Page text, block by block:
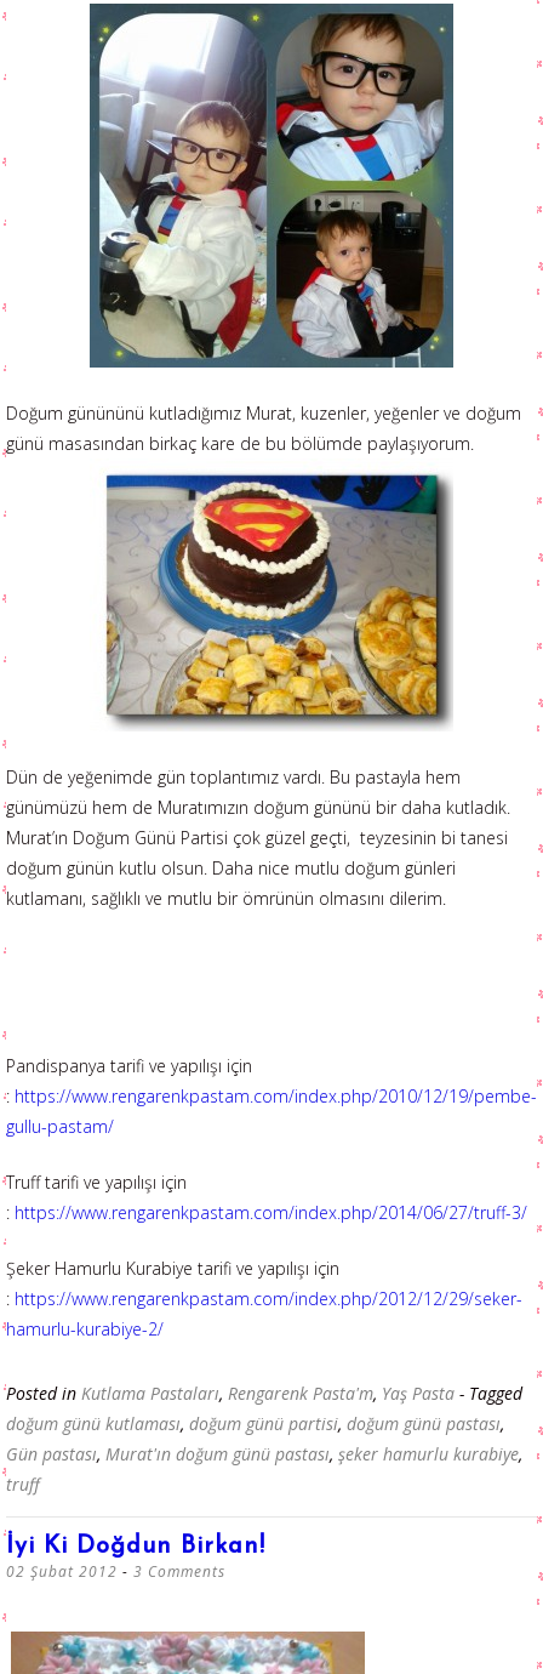
Doğum günününü kutladığımız Murat, kuzenler, yeğenler ve doğum
günü masasından birkaç kare de bu bölümde paylaşıyorum.
Dün de yeğenimde gün toplantımız vardı. Bu pastayla hem
günümüzü hem de Muratımızın doğum gününü bir daha kutladık.
Murat’ın Doğum Günü Partisi çok güzel geçti, teyzesinin bi tanesi
doğum günün kutlu olsun. Daha nice mutlu doğum günleri
kutlamanı, sağlıklı ve mutlu bir ömrünün olmasını dilerim.
Pandispanya tarifi ve yapılışı için
: https://www.rengarenkpastam.com/index.php/2010/12/19/pembe-
gullu-pastam/
Truff tarifi ve yapılışı için
: https://www.rengarenkpastam.com/index.php/2014/06/27/truff-3/
Şeker Hamurlu Kurabiye tarifi ve yapılışı için
: https://www.rengarenkpastam.com/index.php/2012/12/29/seker-
hamurlu-kurabiye-2/
Posted in Kutlama Pastaları, Rengarenk Pasta'm, Yaş Pasta - Tagged
doğum günü kutlaması, doğum günü partisi, doğum günü pastası,
Gün pastası, Murat'ın doğum günü pastası, şeker hamurlu kurabiye,
truff
İyi Ki Doğdun Birkan!
02 Şubat 2012 3 Comments